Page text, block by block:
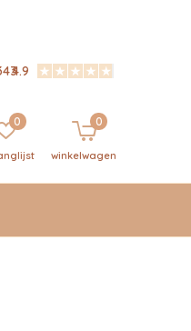
0
winkelwagen
0
4.9